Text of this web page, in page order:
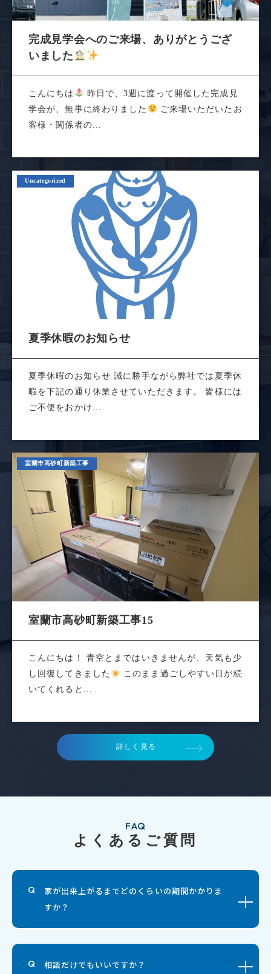
完成見学会へのご来場、ありがとうござ
いました
こんにちは
昨日で、3週に渡って開催した完成見
学会が、無事に終わりました
ご来場いただいたお
客様・関係者の...
Uncategorized
夏季休暇のお知らせ
夏季休暇のお知らせ 誠に勝手ながら弊社では夏季休
暇を下記の通り休業させていただきます。 皆様には
ご不便をおかけ...
室蘭市高砂町新築工事
室蘭市高砂町新築工事15
こんにちは！ 青空とまではいきませんが、天気も少
し回復してきました
このまま過ごしやすい日が続
いてくれると...
詳しく見る
FAQ
よくあるご質問
家が出来上がるまでどのくらいの期間かかりま
すか？
相談だけでもいいですか？